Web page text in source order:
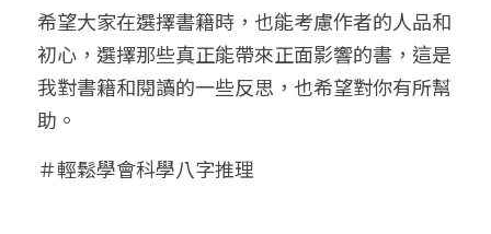
希望大家在選擇書籍時，也能考慮作者的人品和
初心，選擇那些真正能帶來正面影響的書，這是
我對書籍和閱讀的一些反思，也希望對你有所幫
助。
＃輕鬆學會科學八字推理